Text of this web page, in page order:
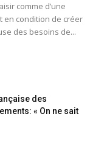
comme d’une
en condition de créer
des besoins de...
des
« On ne sait